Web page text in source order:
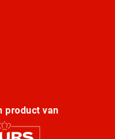
product van